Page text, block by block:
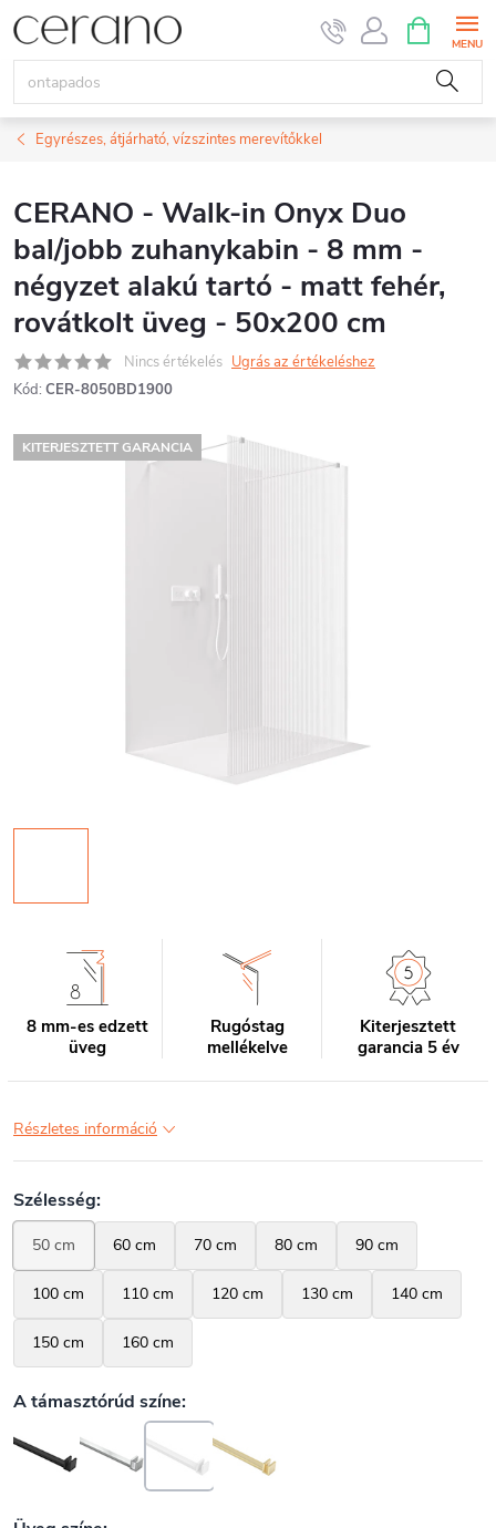
Ugrás
tartalomhoz
KOSÁR
Egyrészes, átjárható, vízszintes merevítőkkel
CERANO - Walk-in Onyx Duo
bal/jobb zuhanykabin - 8 mm -
négyzet alakú tartó - matt fehér,
rovátkolt üveg - 50x200 cm
Nincs értékelés Ugrás az értékeléshez
Kód: CER-8050BD1900
KITERJESZTETT GARANCIA
8 mm-es edzett
üveg
Rugóstag
mellékelve
Kiterjesztett
garancia 5 év
Részletes információ